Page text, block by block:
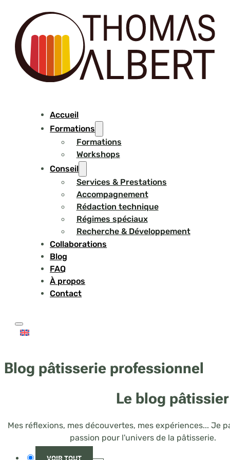
Accueil
Formations
Formations
Workshops
Conseil
Services & Prestations
Accompagnement
Rédaction technique
Régimes spéciaux
Recherche & Développement
Collaborations
Blog
FAQ
À propos
Contact
Blog pâtisserie professionnel
Le blog
Mes réflexions, mes découvertes, mes expériences... Je
passion pour l'univers de la pâtisserie.